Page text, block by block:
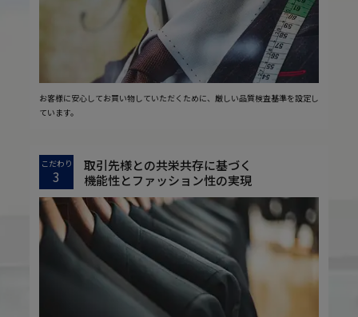
お客様に安心してお買い物していただくために、厳しい品質検査基準を設定し
ています。
こだわり
3
取引先様との共栄共存に基づく
機能性とファッション性の実現